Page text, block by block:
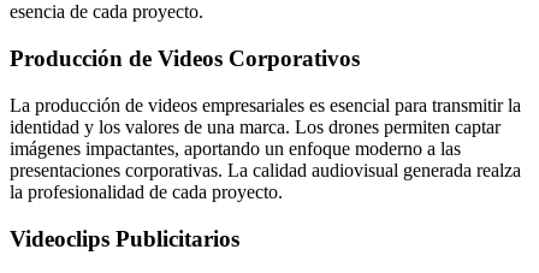
esencia de cada proyecto.
Producción de Videos Corporativos
La producción de videos empresariales es esencial para transmitir la
identidad y los valores de una marca. Los drones permiten captar
imágenes impactantes, aportando un enfoque moderno a las
presentaciones corporativas. La calidad audiovisual generada realza
la profesionalidad de cada proyecto.
Videoclips Publicitarios